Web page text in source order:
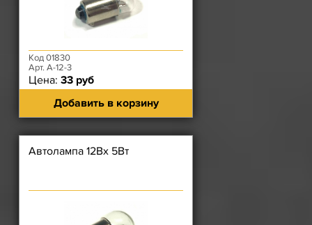
Код 01830
Арт. А-12-3
Цена: 33 руб
Добавить в корзину
Автолампа 12Вх 5Вт